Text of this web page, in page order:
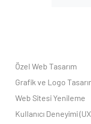
Özel Web Tasarım
Grafik ve Logo
Web Sitesi Yenileme
Kullanıcı Deneyimi